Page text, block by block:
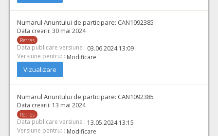
Numarul Anuntului de participare: CAN1092385
Data crearii: 30 mai 2024
Retras
Data publicare versiune : 03.06.2024 13:09
Versiune pentru: : Modificare
Vizualizare
Numarul Anuntului de participare: CAN1092385
Data crearii: 13 mai 2024
Retras
Data publicare versiune : 13.05.2024 13:15
Versiune pentru: : Modificare